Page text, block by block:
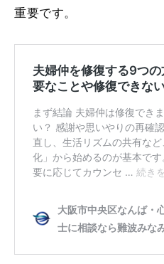
重要です。